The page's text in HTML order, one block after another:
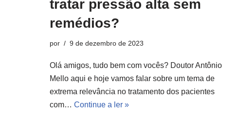
tratar pressão alta sem
remédios?
por 9 de dezembro de 2023
Olá amigos, tudo bem com vocês? Doutor Antônio
Mello aqui e hoje vamos falar sobre um tema de
extrema relevância no tratamento dos pacientes
com… Continue a ler »